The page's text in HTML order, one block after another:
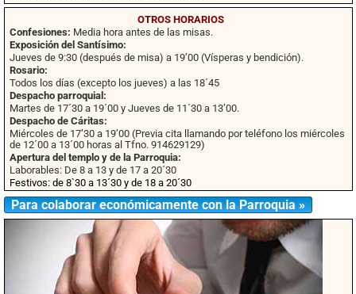
OTROS HORARIOS
Confesiones: Media hora antes de las misas.
Exposición del Santísimo:
Jueves de 9:30 (después de misa) a 19’00 (Vísperas y bendición).
Rosario:
Todos los días (excepto los jueves) a las 18´45
Despacho parroquial:
Martes de 17´30 a 19´00 y Jueves de 11´30 a 13’00.
Despacho de Cáritas:
Miércoles de 17’30 a 19’00 (Previa cita llamando por teléfono los miércoles
de 12´00 a 13´00 horas al Tfno. 914629129)
Apertura del templo y de la Parroquia:
Laborables: De 8 a 13 y de 17 a 20´30
Festivos: de 8`30 a 13´30 y de 18 a 20´30
Para colaborar económicamente con la Parroquia »